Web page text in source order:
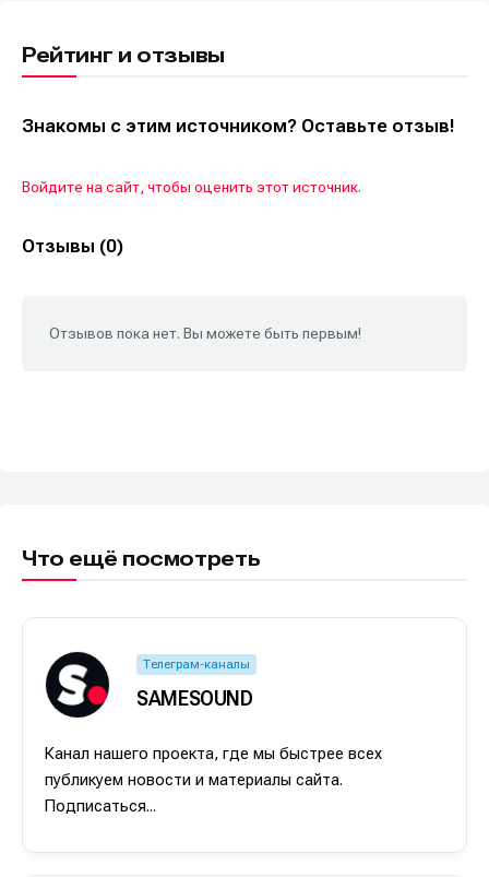
Рейтинг и отзывы
Знакомы с этим источником? Оставьте отзыв!
Войдите на сайт, чтобы оценить этот источник.
Отзывы (0)
Отзывов пока нет. Вы можете быть первым!
Что ещё посмотреть
Телеграм-каналы
SAMESOUND
Канал нашего проекта, где мы быстрее всех
публикуем новости и материалы сайта.
Подписаться...